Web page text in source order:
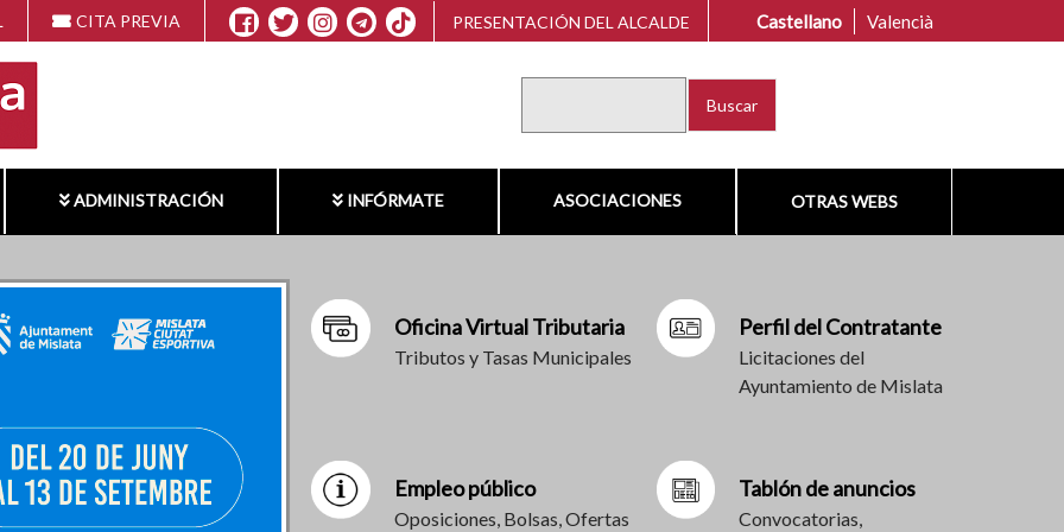
CITA PREVIA PRESENTACIÓN DEL ALCALDE Castellano Valencià
ADMINISTRACIÓN INFÓRMATE ASOCIACIONES OTRAS WEBS
Oficina Virtual Tributaria
Tributos y Tasas Municipales
Perfil del Contratante
Licitaciones del
Ayuntamiento de Mislata
Empleo público
Oposiciones, Bolsas, Ofertas
Tablón de anuncios
Convocatorias,